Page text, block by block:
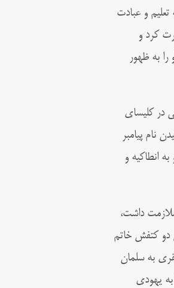
و عبادت
کرد و
به ظهور
در کلیسای
پیامبر
انطاکیه و
داشت،
(ص) سه چیز است: ۱- صدقه نمی‌خورد ۲- هدیه را می‌پذیرد ۳- بین دو کتفش خاتم
به سلمان
به یهودی